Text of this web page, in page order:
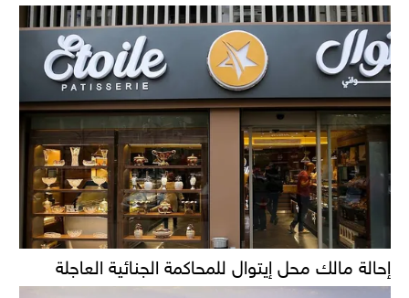
إحالة مالك محل إيتوال للمحاكمة الجنائية العاجلة